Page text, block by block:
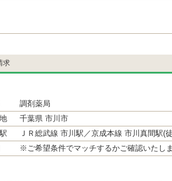
求
調剤薬局
千葉県 市川市
ＪＲ総武線 市川駅／京成本線 市川真間駅(
※ご希望条件でマッチするかご確認いたし